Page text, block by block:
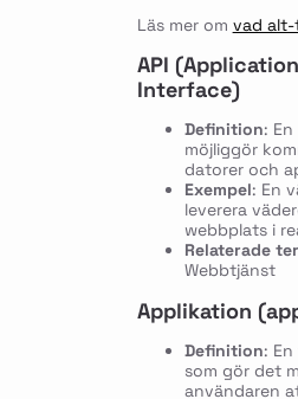
Läs mer om vad
API
Interface)
Definition:
möjliggör
datorer och
Exempel: En
leverera
webbplats i
Relaterade
Webbtjänst
Applikation
Definition:
som gör det
användaren